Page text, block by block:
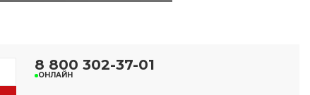
8 800 302-37-01
ОНЛАЙН